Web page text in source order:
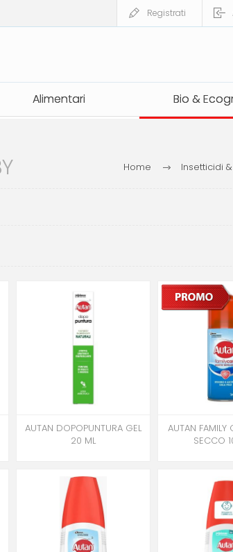
Registrati
Alimentari Bio &
Alimentari Bio &
Home Insetticidi
AUTAN DOPOPUNTURA GEL
20 ML
AUTAN FAMILY
SECCO